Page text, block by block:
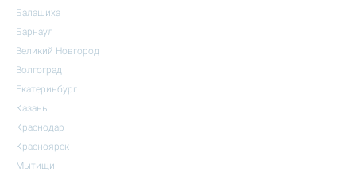
Балашиха
Барнаул
Великий Новгород
Волгоград
Екатеринбург
Казань
Краснодар
Красноярск
Мытищи